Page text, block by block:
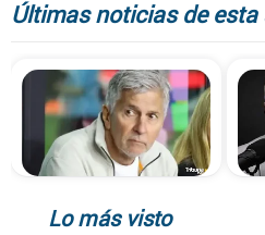
Últimas noticias de esta
Lo más visto